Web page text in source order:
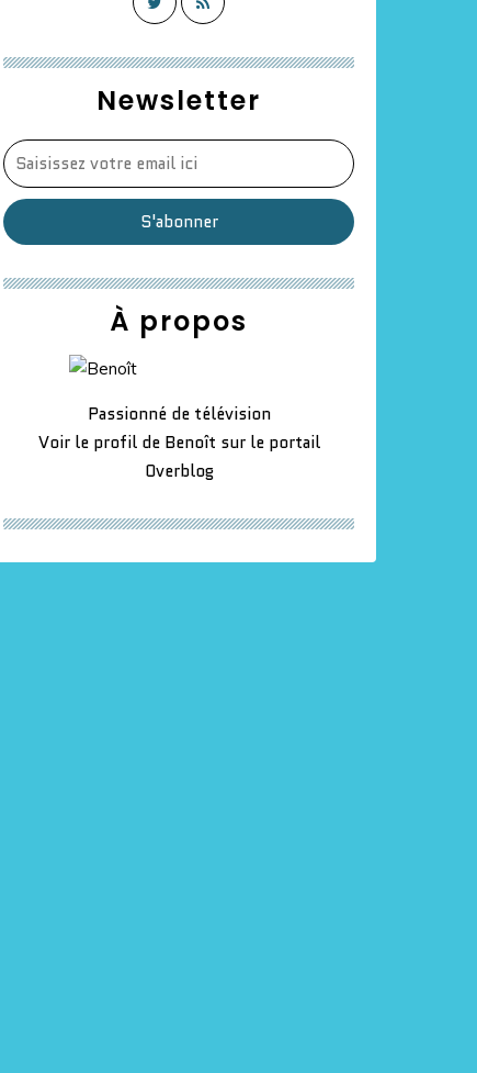
Newsletter
À propos
Passionné de télévision
Voir le profil de Benoît sur le portail
Overblog